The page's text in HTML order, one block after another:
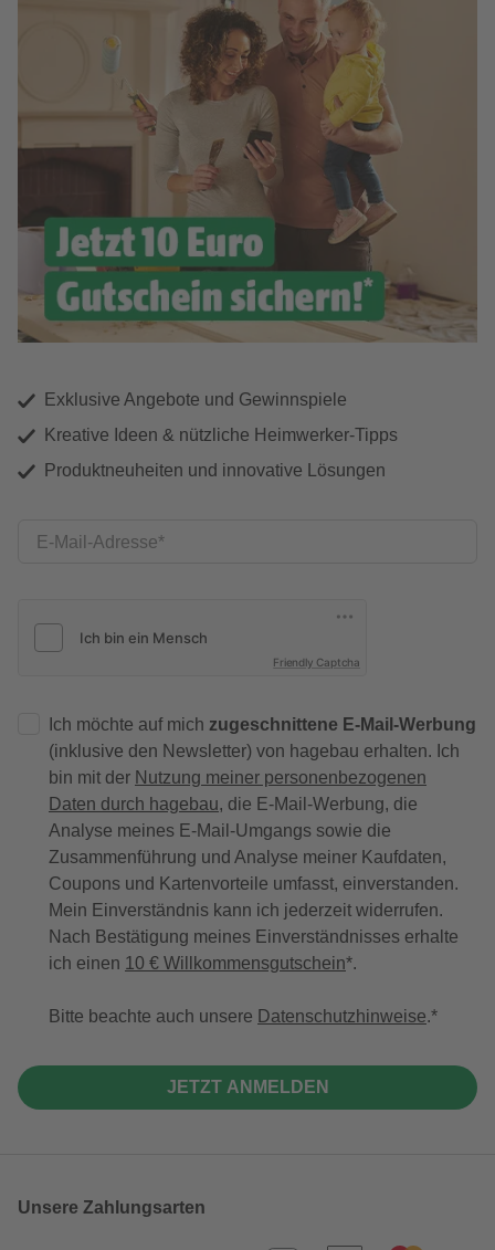
Exklusive Angebote und Gewinnspiele
Kreative Ideen & nützliche Heimwerker-Tipps
Produktneuheiten und innovative Lösungen
E-Mail-Adresse
Friendly Captcha
Ich möchte auf mich zugeschnittene E-Mail-Werbung
(inklusive den Newsletter) von hagebau erhalten. Ich
bin mit der Nutzung meiner personenbezogenen
Daten durch hagebau, die E-Mail-Werbung, die
Analyse meines E-Mail-Umgangs sowie die
Zusammenführung und Analyse meiner Kaufdaten,
Coupons und Kartenvorteile umfasst, einverstanden.
Mein Einverständnis kann ich jederzeit widerrufen.
Nach Bestätigung meines Einverständnisses erhalte
ich einen 10 € Willkommensgutschein*.
Bitte beachte auch unsere Datenschutzhinweise.
JETZT ANMELDEN
Unsere Zahlungsarten